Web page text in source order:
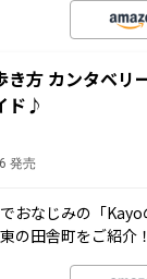
き方 カンタベリ
ド♪
発売
おなじみの「
の田舎町をご紹介！